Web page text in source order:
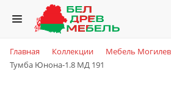
Главная Коллекции
Мебель
Тумба Юнона-1.8 МД 191